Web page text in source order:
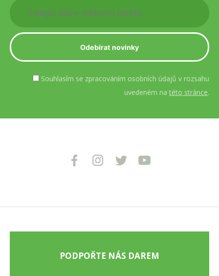
Souhlasím se zpracováním osobních údajů v rozsahu
uvedeném na této stránce.
PODPOŘTE NÁS DAREM